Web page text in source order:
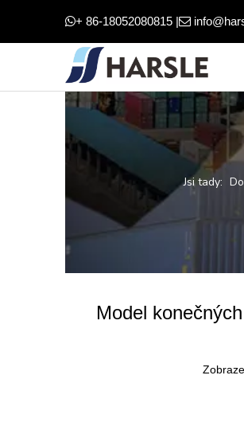
+ 86-18052080815 |
Jsi tady:
Model